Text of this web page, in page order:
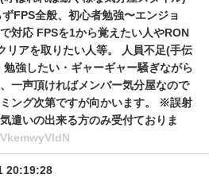
FPS全般、初心者勉強〜エンジョ
対応 FPSを1から覚えたい人やRON
リアを取りたい人等。 人員不足(手伝
勉強したい・ギャーギャー騒ぎながら
一声頂ければメンバー気分屋なので
ング次第ですが向かいます。 ※誤射
遣いの出来る方のみ受付ておりま
20:19:28